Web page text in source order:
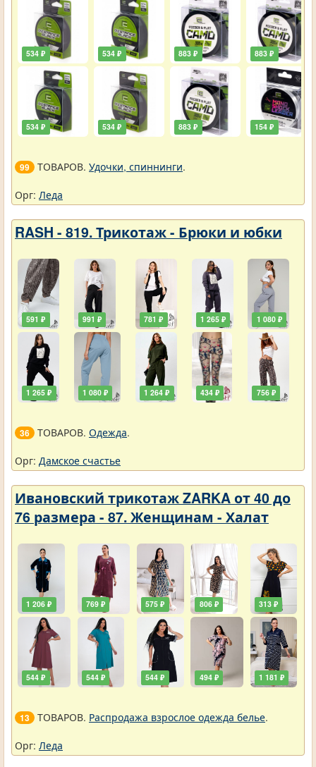
534 ₽
534 ₽
534 ₽
534 ₽
883 ₽
883 ₽
883 ₽
154 ₽
99 ТОВАРОВ. Удочки, спиннинги.
Орг: Леда
RASH - 819. Трикотаж - Брюки и юбки
591 ₽
1 265 ₽
991 ₽
1 080 ₽
781 ₽
1 264 ₽
1 265 ₽
434 ₽
1 080 ₽
756 ₽
36 ТОВАРОВ. Одежда.
Орг: Дамское счастье
Ивановский трикотаж ZARKA от 40 до
76 размера - 87. Женщинам - Халат
1 206 ₽
544 ₽
769 ₽
544 ₽
575 ₽
544 ₽
806 ₽
494 ₽
313 ₽
1 181 ₽
13 ТОВАРОВ. Распродажа взрослое одежда белье.
Орг: Леда